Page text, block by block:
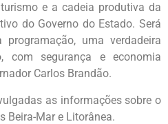
e a cadeia produtiva da
do Governo do Estado. Será
uma verdadeira
com segurança e economia
Carlos Brandão.
as informações sobre o
Beira-Mar e Litorânea.